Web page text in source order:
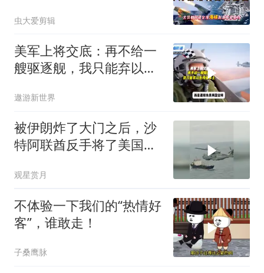
虫大爱剪辑
美军上将交底：再不给一
艘驱逐舰，我只能弃以色
遨游新世界
被伊朗炸了大门之后，沙
特阿联酋反手将了美国一
观星赏月
不体验一下我们的“热情好
客”，谁敢走！
子桑鹰脉